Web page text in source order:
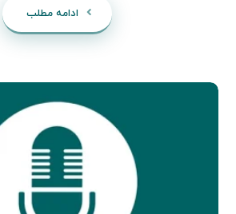
ادامه مطلب